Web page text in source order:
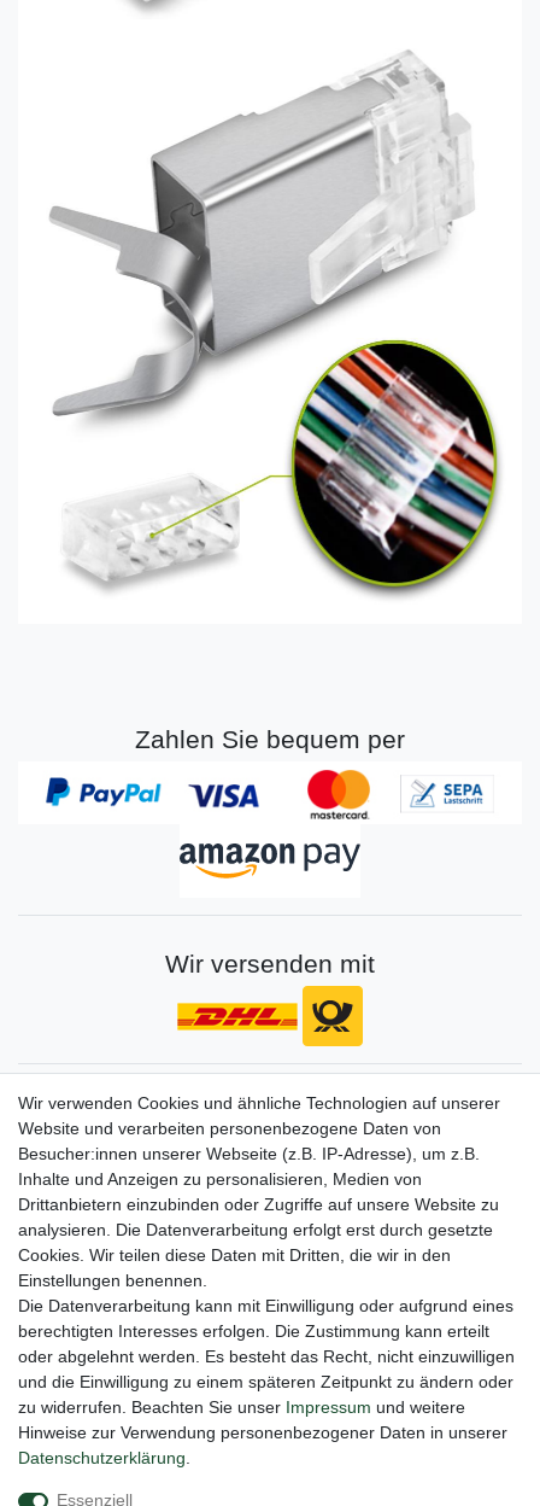
Zahlen Sie bequem per
Wir versenden mit
Gerne halten wir sie auf dem Laufenden
VORNAME NACHNAME
E-MAIL **
Newsletter
Honig
Hiermit bestätige ich, dass ich dieDaten­schutz­erklärunggelesen habe. Meine
Einwilligung kann ich jederzeit widerrufen.**
Abonnieren
** Hierbei handelt es sich um ein Pflichtfeld.
Impressum
Wir verwenden Cookies und ähnliche Technologien auf unserer
Website und verarbeiten personenbezogene Daten von
Besucher:innen unserer Webseite (z.B. IP-Adresse), um z.B.
Inhalte und Anzeigen zu personalisieren, Medien von
Drittanbietern einzubinden oder Zugriffe auf unsere Website zu
analysieren. Die Datenverarbeitung erfolgt erst durch gesetzte
Cookies. Wir teilen diese Daten mit Dritten, die wir in den
Einstellungen benennen.
Die Datenverarbeitung kann mit Einwilligung oder aufgrund eines
berechtigten Interesses erfolgen. Die Zustimmung kann erteilt
oder abgelehnt werden. Es besteht das Recht, nicht einzuwilligen
und die Einwilligung zu einem späteren Zeitpunkt zu ändern oder
zu widerrufen. Beachten Sie unser Impressum und weitere
Hinweise zur Verwendung personenbezogener Daten in unserer
Daten­schutz­erklärung
Essenziell